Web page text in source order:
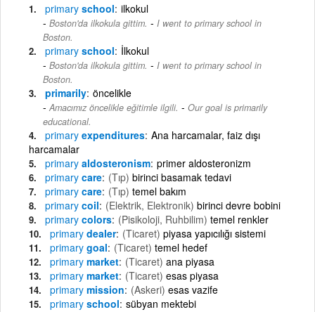
primary school ilkokul
Boston'da ilkokula gittim. - I went to primary school in
Boston.
primary school İlkokul
Boston'da ilkokula gittim. - I went to primary school in
Boston.
primarily öncelikle
Amacımız öncelikle eğitimle ilgili. - Our goal is primarily
educational.
primary expenditures Ana harcamalar, faiz dışı
harcamalar
primary aldosteronism primer aldosteronizm
primary care (Tıp) birinci basamak tedavi
primary care (Tıp) temel bakım
primary coil (Elektrik, Elektronik) birinci devre bobini
primary colors (Pisikoloji, Ruhbilim) temel renkler
primary dealer (Ticaret) piyasa yapıcılığı sistemi
primary goal (Ticaret) temel hedef
primary market (Ticaret) ana piyasa
primary market (Ticaret) esas piyasa
primary mission (Askeri) esas vazife
primary school sübyan mektebi